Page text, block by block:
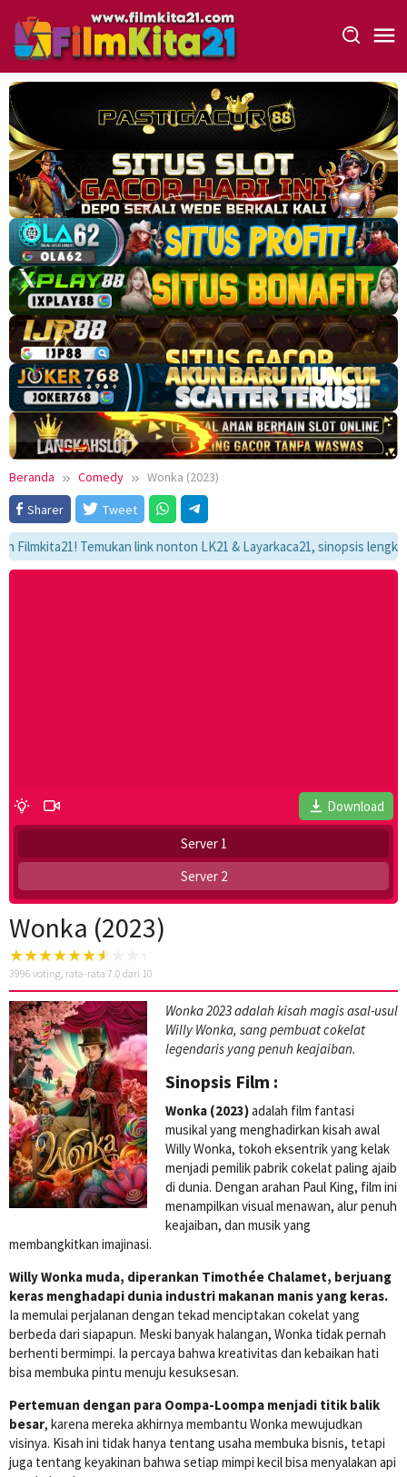
konten
Beranda Comedy
Wonka (2023)
Sharer
Tweet
Temukan link nonton LK21 & Layarkaca21, sinopsis
Download
Server 1
Server 2
Wonka (2023)
3996 voting, rata-rata 7.0 dari 10
Wonka 2023 adalah kisah magis asal-usul
Willy Wonka, sang pembuat cokelat
legendaris yang penuh keajaiban.
Sinopsis Film :
Wonka (2023)adalah film fantasi
musikal yang menghadirkan kisah awal
Willy Wonka, tokoh eksentrik yang kelak
menjadi pemilik pabrik cokelat paling ajaib
di dunia. Dengan arahan Paul King, film ini
menampilkan visual menawan, alur penuh
keajaiban, dan musik yang
membangkitkan imajinasi.
Willy Wonka muda, diperankan Timothée Chalamet, berjuang
keras menghadapi dunia industri makanan manis yang keras.
Ia memulai perjalanan dengan tekad menciptakan cokelat yang
berbeda dari siapapun. Meski banyak halangan, Wonka tidak pernah
berhenti bermimpi. Ia percaya bahwa kreativitas dan kebaikan hati
bisa membuka pintu menuju kesuksesan.
Pertemuan dengan para Oompa-Loompa menjadi titik balik
besar, karena mereka akhirnya membantu Wonka mewujudkan
visinya. Kisah ini tidak hanya tentang usaha membuka bisnis, tetapi
juga tentang keyakinan bahwa setiap mimpi kecil bisa menyalakan api